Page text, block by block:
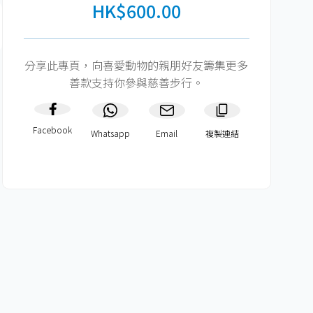
HK$600.00
分享此專頁，向喜愛動物的親朋好友籌集更多
善款支持你參與慈善步行。
Facebook Whatsapp Email 複製連結​